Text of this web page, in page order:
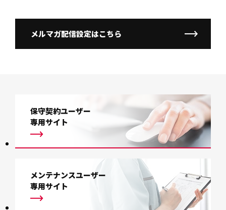
メルマガ配信設定はこちら
保守契約ユーザー
専用サイト
メンテナンスユーザー
専用サイト